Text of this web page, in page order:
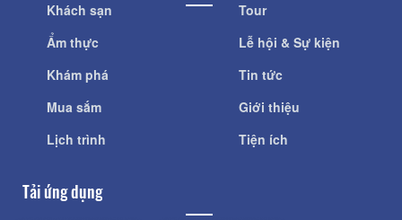
Khách sạn
Ẩm thực
Khám phá
Mua sắm
Lịch trình
Tour
Lễ hội & Sự kiện
Tin tức
Giới thiệu
Tiện ích
Tải ứng dụng